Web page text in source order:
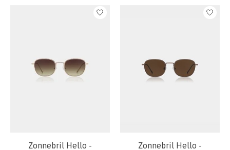
Zonnebril Hello -
Zonnebril Hello -